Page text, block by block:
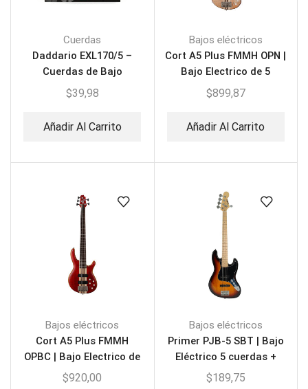
Cuerdas
Daddario EXL170/5 –
Cuerdas de Bajo
$39,98
Añadir Al Carrito
Bajos eléctricos
Cort A5 Plus FMMH OPN |
Bajo Electrico de 5
Cuerdas
$899,87
Añadir Al Carrito
Bajos eléctricos
Cort A5 Plus FMMH
OPBC | Bajo Electrico de
5 Cuerdas
$920,00
Bajos eléctricos
Primer PJB-5 SBT | Bajo
Eléctrico 5 cuerdas +
Estuche
$189,75